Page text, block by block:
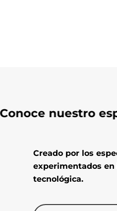
nuestro
Creado por los
experimentados en
tecnológica.